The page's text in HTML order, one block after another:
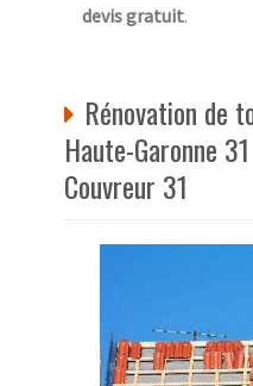
devis gratuit.
Rénovation de
Haute-Garonne
Couvreur 31